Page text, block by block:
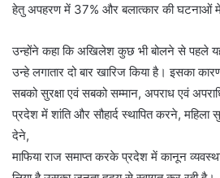
हेतु अपहरण में 37% और बलात्कार की घटनाओं
उन्होंने कहा कि अखिलेश कुछ भी बोलने से पहले
उन्हे लगातार दो बार खारिज किया है। इसका
सबको सुरक्षा एवं सबको सम्मान, अपराध एवं
प्रदेश में शांति और सौहार्द स्थापित करने, महिला
देने,
माफिया राज समाप्त करके प्रदेश में कानून